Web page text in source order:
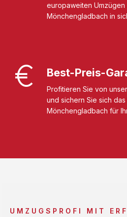
europaweiten
Mönchengladbach in
Best-Preis-
Profitieren Sie von
und sichern Sie sich
Mönchengladbach für
UMZUGSPROFI MIT